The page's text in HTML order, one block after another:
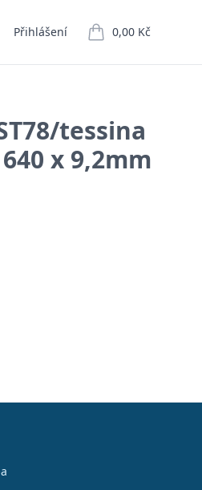
Přihlášení 0,00 Kč
položek v košíku
tessina
x 9,2mm